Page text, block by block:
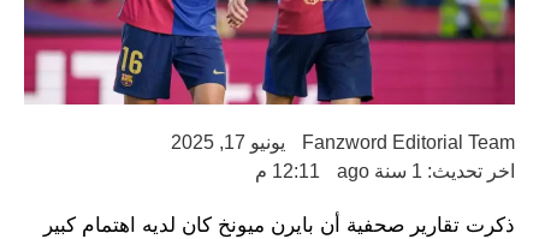
Fanzword Editorial Team
يونيو 17, 2025
اخر تحديث: 1 سنة ago
12:11 م
ذكرت تقارير صحفية أن بايرن ميونخ كان لديه اهتمام كبير